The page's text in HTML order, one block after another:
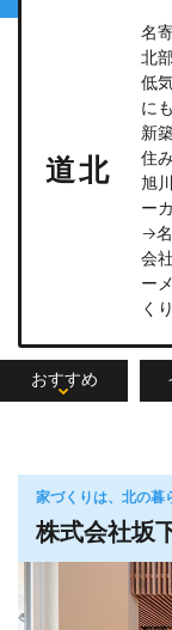
道北
名
北
低
に
新
住
旭
ー
→
会
ー
く
おすすめ
家づくりは、北の暮
株式会社坂